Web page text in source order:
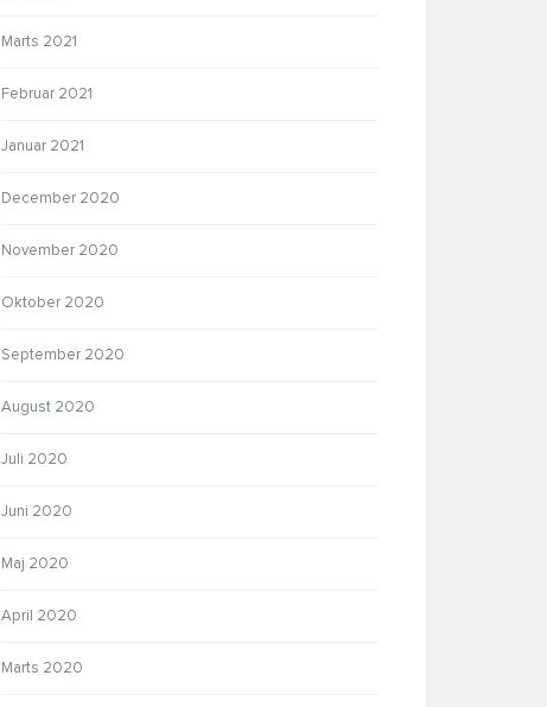
Marts 2021
Februar 2021
Januar 2021
December 2020
November 2020
Oktober 2020
September 2020
August 2020
Juli 2020
Juni 2020
Maj 2020
April 2020
Marts 2020